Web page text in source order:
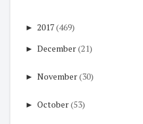
► 2017(469)
► December(21)
► November(30)
► October(53)